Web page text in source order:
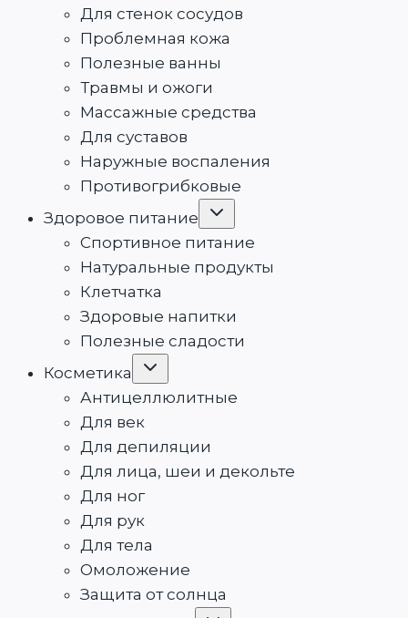
Для стенок сосудов
Проблемная кожа
Полезные ванны
Травмы и ожоги
Массажные средства
Для суставов
Наружные воспаления
Противогрибковые
Здоровое питание
Переключить
Спортивное питание
Натуральные продукты
Клетчатка
Здоровые напитки
Полезные сладости
Косметика
Переключить
Антицеллюлитные
Для век
Для депиляции
Для лица, шеи и декольте
Для ног
Для рук
Для тела
Омоложение
Защита от солнца